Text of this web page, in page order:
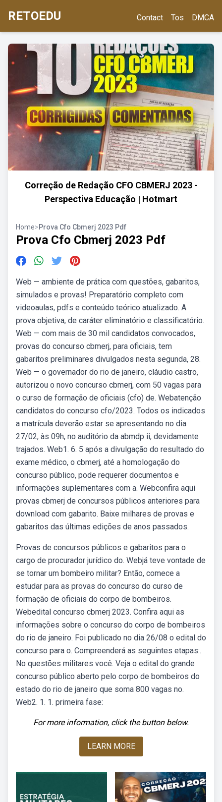
RETOEDU Contact Tos DMCA
Correção de Redação CFO CBMERJ 2023 -
Perspectiva Educação | Hotmart
Home>Prova Cfo Cbmerj 2023 Pdf
Prova Cfo Cbmerj 2023 Pdf
Web — ambiente de prática com questões, gabaritos,
simulados e provas! Preparatório completo com
videoaulas, pdfs e conteúdo teórico atualizado. A
prova objetiva, de caráter eliminatório e classificatório.
Web — com mais de 30 mil candidatos convocados,
provas do concurso cbmerj, para oficiais, tem
gabaritos preliminares divulgados nesta segunda, 28.
Web — o governador do rio de janeiro, cláudio castro,
autorizou o novo concurso cbmerj, com 50 vagas para
o curso de formação de oficiais (cfo) de. Webatenção
candidatos do concurso cfo/2023. Todos os indicados
a matrícula deverão estar se apresentando no dia
27/02, às 09h, no auditório da abmdp ii, devidamente
trajados. Web1. 6. 5 após a divulgação do resultado do
exame médico, o cbmerj, até a homologação do
concurso público, pode requerer documentos e
informações suplementares com a. Webconfira aqui
provas cbmerj de concursos públicos anteriores para
download com gabarito. Baixe milhares de provas e
gabaritos das últimas edições de anos passados.
Provas de concursos públicos e gabaritos para o
cargo de procurador jurídico do. Webjá teve vontade de
se tornar um bombeiro militar? Então, comece a
estudar para as provas do concurso do curso de
formação de oficiais do corpo de bombeiros.
Webedital concurso cbmerj 2023. Confira aqui as
informações sobre o concurso do corpo de bombeiros
do rio de janeiro. Foi publicado no dia 26/08 o edital do
concurso para o. Compreenderá as seguintes etapas:.
No questões militares você. Veja o edital do grande
concurso público aberto pelo corpo de bombeiros do
estado do rio de janeiro que soma 800 vagas no.
Web2. 1. 1. primeira fase:
For more information, click the button below.
LEARN MORE